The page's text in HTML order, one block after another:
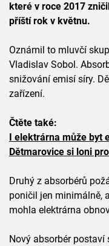
které v roce 2017
příští rok v květnu.
Oznámil to mluvčí
Vladislav Sobol.
snižování emisí síry.
zařízení.
Čtěte také:
I elektrárna může byt
Dětmarovice si loni
Druhý z absorbérů
poničil jen minimálně,
mohla elektrárna
Nový absorbér